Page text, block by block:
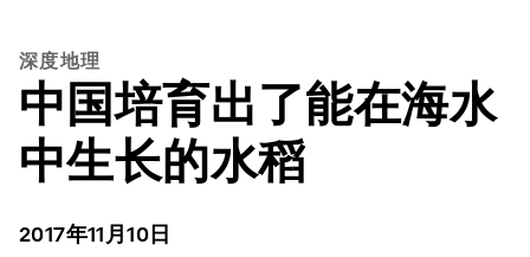
深度地理
中国培育出了能在海水
中生长的水稻
2017年11月10日